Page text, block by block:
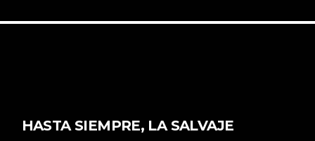
HASTA SIEMPRE, LA SALVAJE